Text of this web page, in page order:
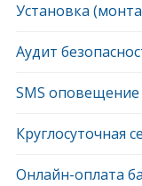
Установка
Аудит
SMS оповещение
Круглосуточная
Онлайн-оплата